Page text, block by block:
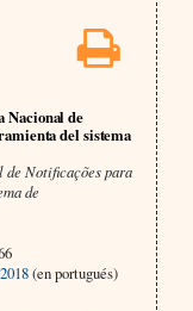
Nacional de
del sistema
de Notificações para
de
(en portugués)